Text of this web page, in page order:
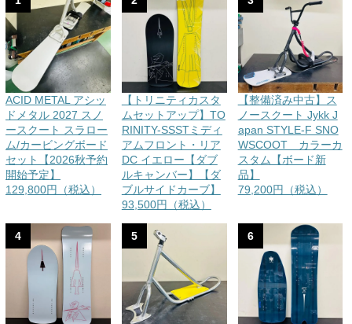
ACID METAL アシッ
ドメタル 2027 スノ
ースクート スラロー
ム/カービングボード
セット【2026秋予約
開始予定】
129,800円（税込）
【トリニティカスタ
ムセットアップ】TO
RINITY-SSSTミディ
アムフロント・リア
DC イエロー【ダブ
ルキャンバー】【ダ
ブルサイドカーブ】
93,500円（税込）
【整備済み中古】ス
ノースクート Jykk J
apan STYLE-F SNO
WSCOOT カラーカ
スタム【ボード新
品】
79,200円（税込）
4 5 6